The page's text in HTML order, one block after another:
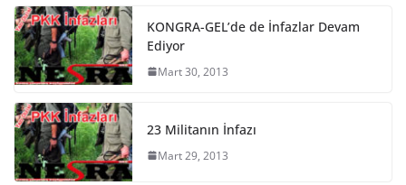
KONGRA-GEL’de de İnfazlar Devam
Ediyor
Mart 30, 2013
23 Militanın İnfazı
Mart 29, 2013